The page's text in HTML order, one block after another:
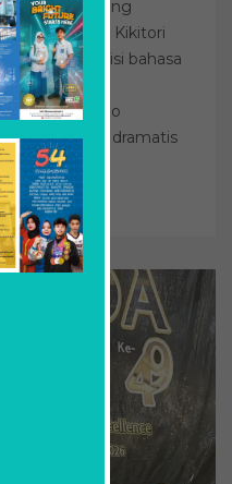
gemilang
perlombaan Kikitori
pada kompetisi bahasa
yang
dr. Soetomo
terasa begitu dramatis